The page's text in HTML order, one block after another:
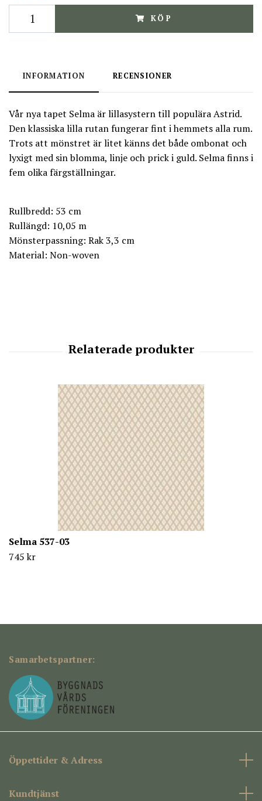
KÖP
INFORMATION RECENSIONER
Vår nya tapet Selma är lillasystern till populära Astrid.
Den klassiska lilla rutan fungerar fint i hemmets alla rum.
Trots att mönstret är litet känns det både ombonat och
lyxigt med sin blomma, linje och prick i guld. Selma finns i
fem olika färgställningar.
Rullbredd: 53 cm
Rullängd: 10,05 m
Mönsterpassning: Rak 3,3 cm
Material: Non-woven
Selma 537-03
745 kr
Samarbetspartner:
Öppettider & Adress
Kundtjänst